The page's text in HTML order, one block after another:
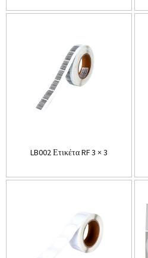
LB002 Ετικέτα RF 3 × 3